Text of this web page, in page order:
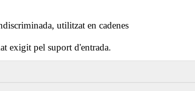
utilitzat en cadenes
exigit pel suport d'entrada.